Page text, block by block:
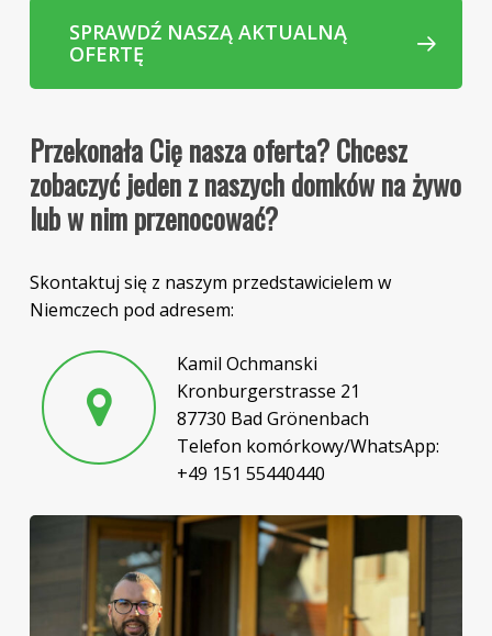
SPRAWDŹ NASZĄ AKTUALNĄ
OFERTĘ
PrzekonałaCięnaszaoferta? Chcesz
zobaczyć jedenznaszychdomkównażywo
lubwnimprzenocować?
Skontaktuj się z naszym przedstawicielem w
Niemczech pod adresem:
Kamil Ochmanski
Kronburgerstrasse 21
87730 Bad Grönenbach
Telefon komórkowy/WhatsApp:
+49 151 55440440